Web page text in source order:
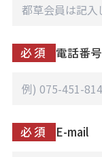
必須 電話番号
必須 E-mail